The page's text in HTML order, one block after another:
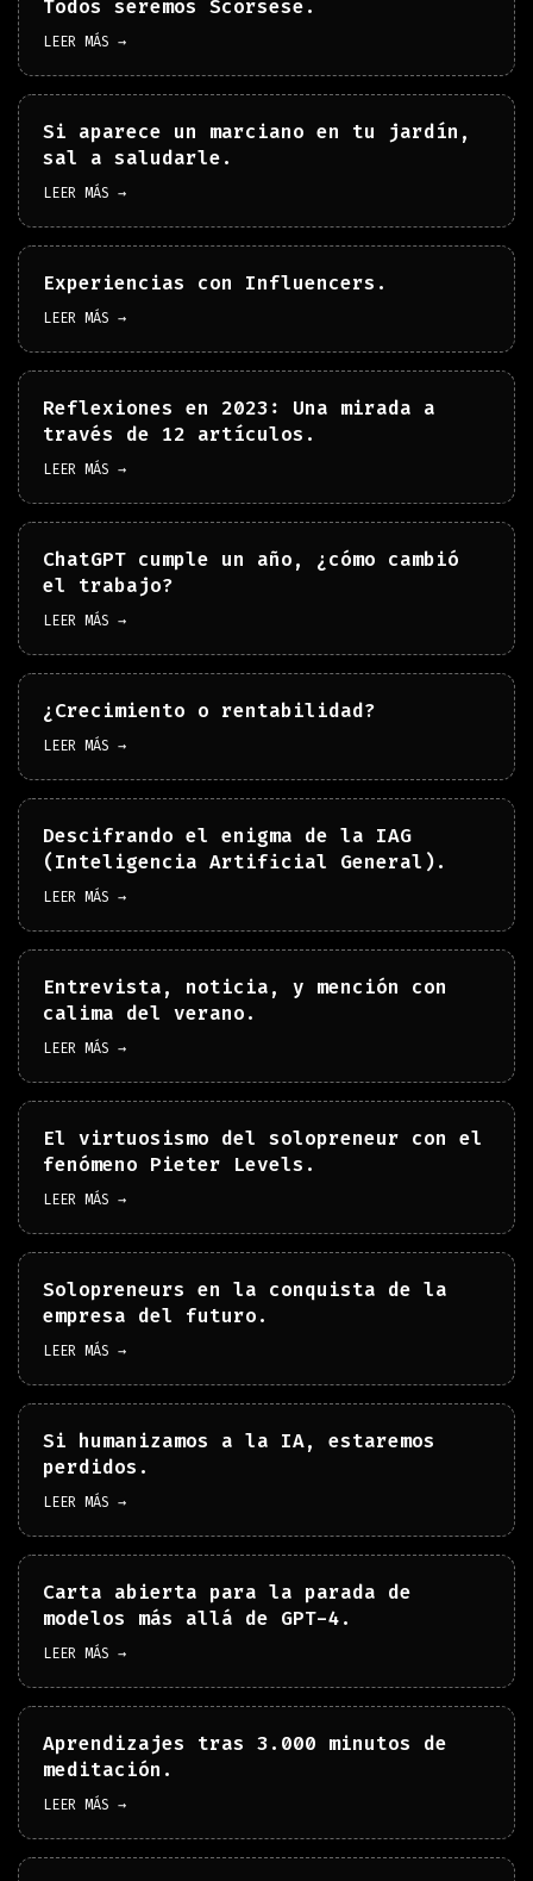
Todos seremos Scorsese.
LEER MÁS →
Si aparece un marciano en tu jardín,
sal a saludarle.
LEER MÁS →
Experiencias con Influencers.
LEER MÁS →
Reflexiones en 2023: Una mirada a
través de 12 artículos.
LEER MÁS →
ChatGPT cumple un año, ¿cómo cambió
el trabajo?
LEER MÁS →
¿Crecimiento o rentabilidad?
LEER MÁS →
Descifrando el enigma de la IAG
(Inteligencia Artificial General).
LEER MÁS →
Entrevista, noticia, y mención con
calima del verano.
LEER MÁS →
El virtuosismo del solopreneur con el
fenómeno Pieter Levels.
LEER MÁS →
Solopreneurs en la conquista de la
empresa del futuro.
LEER MÁS →
Si humanizamos a la IA, estaremos
perdidos.
LEER MÁS →
Carta abierta para la parada de
modelos más allá de GPT-4.
LEER MÁS →
Aprendizajes tras 3.000 minutos de
meditación.
LEER MÁS →